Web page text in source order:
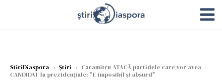
StiriDiaspora › Știri › Caramitru ATACĂ partidele care vor avea
CANDIDAT la prezidențiale: "E imposibil și absurd"